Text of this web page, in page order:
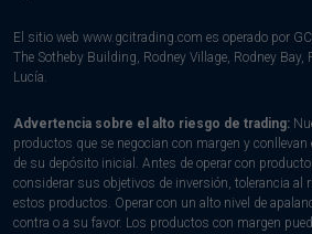
El sitio web www.gcitrading.com es operado por
The Sotheby Building, Rodney Village, Rodney Bay,
Lucía.
Advertencia sobre el alto riesgo de trading:
productos que se negocian con margen y conllevan
de su depósito inicial. Antes de operar con
considerar sus objetivos de inversión, tolerancia al
estos productos. Operar con un alto nivel de
contra o a su favor. Los productos con margen